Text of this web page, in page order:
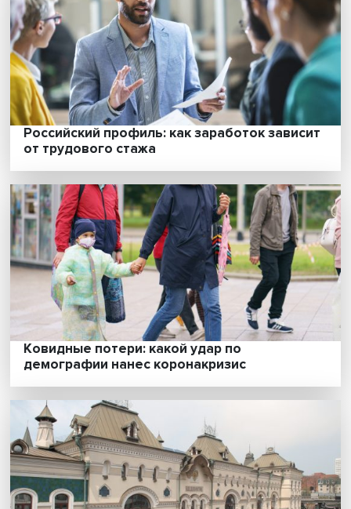
Александр Лукин: Китай
угроза для США
Российский профиль: как заработок
от трудового стажа